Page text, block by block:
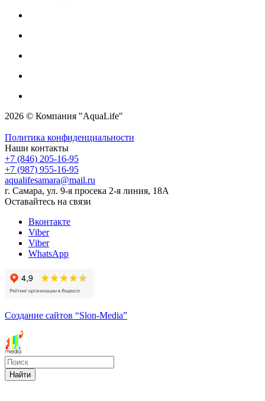
2026 © Компания "AquaLife"
Политика конфиденциальности
Наши контакты
+7 (846) 205-16-95
+7 (987) 955-16-95
aqualifesamara@mail.ru
г. Самара, ул. 9-я просека 2-я линия, 18А
Оставайтесь на связи
Вконтакте
Viber
Viber
WhatsApp
Создание сайтов “Slon-Media”
Найти